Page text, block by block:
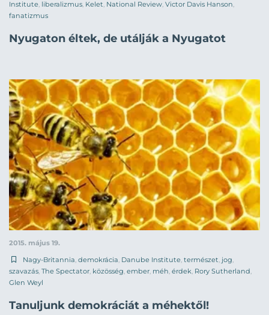
Institute liberalizmus Kelet National Review Victor Davis Hanson
fanatizmus
Nyugaton éltek, de utálják a Nyugatot
2015. május 19.
Nagy-Britannia demokrácia Danube Institute természet jog
szavazás The Spectator közösség ember méh érdek Rory Sutherland
Glen Weyl
Tanuljunk demokráciát a méhektől!